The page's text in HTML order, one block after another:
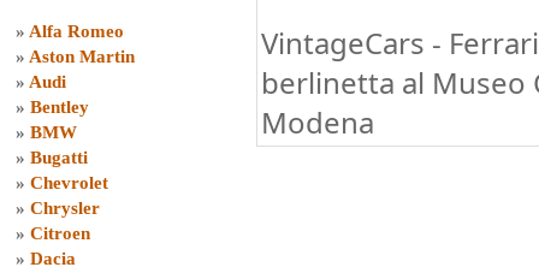
» Alfa Romeo
» Aston Martin
» Audi
» Bentley
» BMW
» Bugatti
» Chevrolet
» Chrysler
» Citroen
» Dacia
VintageCars -
berlinetta al Museo
Modena